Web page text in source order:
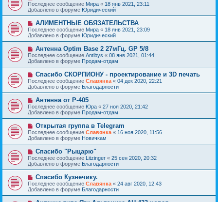
н
и
е
о
б
щ
н
и
е
о
в
о
с
о
о
б
щ
е
н
и
е
Последнее сообщение Мира « 18 янв 2021, 23:11
Добавлено в форуме Юридический
Н
о
в
о
с
о
о
б
щ
е
н
и
АЛИМЕНТНЫЕ ОБЯЗАТЕЛЬСТВА
Последнее сообщение Мира « 18 янв 2021, 23:09
Добавлено в форуме Юридический
Н
о
в
о
с
о
о
б
щ
е
н
и
е
Антенна Optim Base 2 27мГц. GP 5/8
Последнее сообщение Antibys « 08 янв 2021, 01:44
Добавлено в форуме Продам-отдам
Н
о
в
о
с
о
о
б
щ
е
н
и
е
Спасибо СКОРПИОНУ - проектирование и 3D печать
Последнее сообщение Славянка « 04 дек 2020, 22:21
Добавлено в форуме Благодарности
Н
о
в
о
с
о
о
б
щ
е
н
и
е
Антенна от Р-405
Последнее сообщение Юра « 27 ноя 2020, 21:42
Добавлено в форуме Продам-отдам
Н
о
в
о
с
о
о
б
щ
е
н
и
Открытая группа в Telegram
Последнее сообщение Славянка « 16 ноя 2020, 11:56
Добавлено в форуме Новичкам
Н
о
в
о
с
о
о
б
Спасибо "Рыцарю"
Последнее сообщение Litzinger « 25 сен 2020, 20:32
Добавлено в форуме Благодарности
Н
о
в
о
Спасибо Кузнечику.
Последнее сообщение Славянка « 24 авг 2020, 12:43
Добавлено в форуме Благодарности